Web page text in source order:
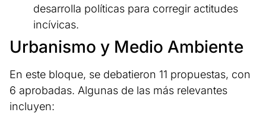
desarrolla políticas para corregir actitudes
incívicas.
Urbanismo y Medio Ambiente
En este bloque, se debatieron 11 propuestas, con
6 aprobadas. Algunas de las más relevantes
incluyen: